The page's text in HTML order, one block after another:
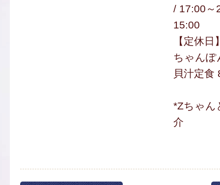
/ 17:00～
15:00
【定休日
ちゃんぽ
貝汁定食
*Zちゃん
介